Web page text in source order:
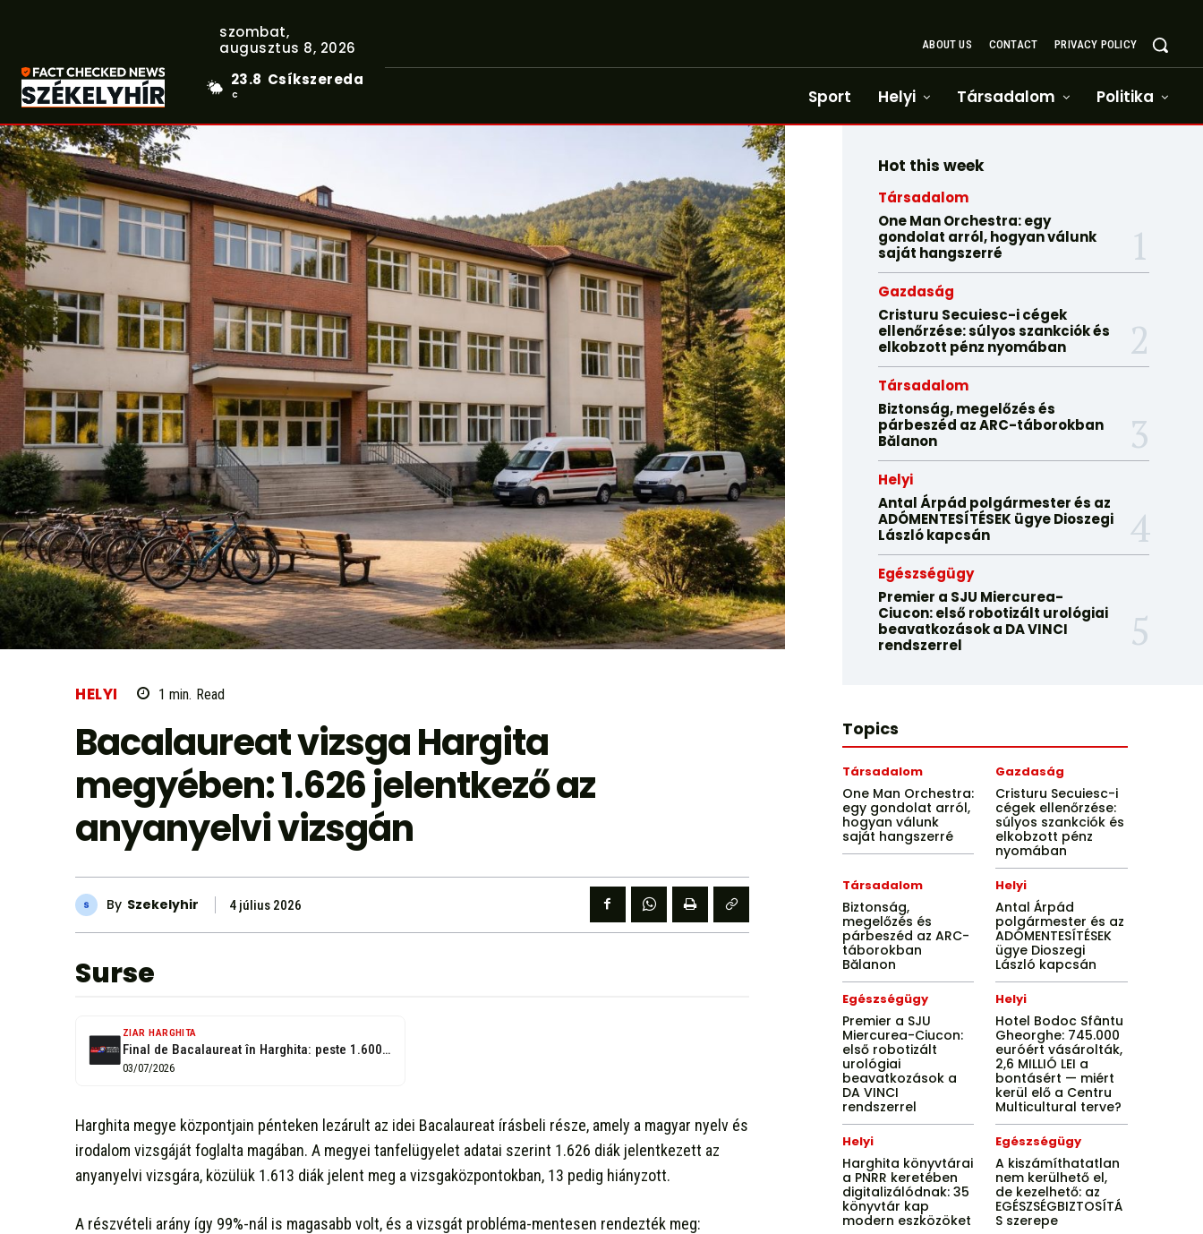
szombat,
augusztus 8, 2026
23.8
C
Csíkszereda
ABOUT US CONTACT PRIVACY POLICY
Sport Helyi Társadalom Politika
HELYI 1 min. Read
Bacalaureat vizsga Hargita
megyében: 1.626 jelentkező az
anyanyelvi vizsgán
By Szekelyhir 4 július 2026
Surse
ZIAR HARGHITA
Final de Bacalaureat în Harghita: peste 1.600 de candidați au susținut examenul la...
03/07/2026
Harghita megye központjain pénteken lezárult az idei Bacalaureat írásbeli része, amely a magyar nyelv és
irodalom vizsgáját foglalta magában. A megyei tanfelügyelet adatai szerint 1.626 diák jelentkezett az
anyanyelvi vizsgára, közülük 1.613 diák jelent meg a vizsgaközpontokban, 13 pedig hiányzott.
A részvételi arány így 99%-nál is magasabb volt, és a vizsgát probléma-mentesen rendezték meg:
Hot this week
Társadalom
One Man Orchestra: egy
gondolat arról, hogyan válunk
saját hangszerré
Gazdaság
Cristuru Secuiesc-i cégek
ellenőrzése: súlyos szankciók és
elkobzott pénz nyomában
Társadalom
Biztonság, megelőzés és
párbeszéd az ARC-táborokban
Bălanon
Helyi
Antal Árpád polgármester és az
ADÓMENTESÍTÉSEK ügye Dioszegi
László kapcsán
Egészségügy
Premier a SJU Miercurea-
Ciucon: első robotizált urológiai
beavatkozások a DA VINCI
rendszerrel
Topics
Társadalom
One Man Orchestra:
egy gondolat arról,
hogyan válunk
saját hangszerré
Gazdaság
Cristuru Secuiesc-i
cégek ellenőrzése:
súlyos szankciók és
elkobzott pénz
nyomában
Társadalom
Biztonság,
megelőzés és
párbeszéd az ARC-
táborokban
Bălanon
Helyi
Antal Árpád
polgármester és az
ADÓMENTESÍTÉSEK
ügye Dioszegi
László kapcsán
Egészségügy
Premier a SJU
Miercurea-Ciucon:
első robotizált
urológiai
beavatkozások a
DA VINCI
rendszerrel
Helyi
Hotel Bodoc Sfântu
Gheorghe: 745.000
euróért vásárolták,
2,6 MILLIÓ LEI a
bontásért — miért
kerül elő a Centru
Multicultural terve?
Helyi
Harghita könyvtárai
a PNRR keretében
digitalizálódnak: 35
könyvtár kap
modern eszközöket
Egészségügy
A kiszámíthatatlan
nem kerülhető el,
de kezelhető: az
EGÉSZSÉGBIZTOSÍTÁ
S szerepe